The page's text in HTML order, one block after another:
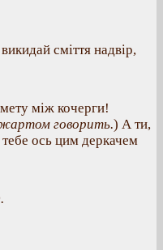
сміття надвір,
між кочерги!
говорить.) А ти,
тебе ось цим деркачем